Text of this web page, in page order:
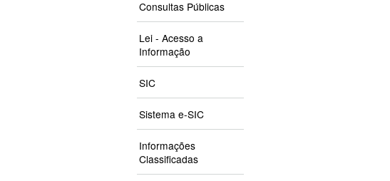
Consultas Públicas
Lei - Acesso a
Informação
SIC
Sistema e-SIC
Informações
Classificadas